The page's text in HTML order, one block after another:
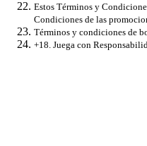
Estos Términos y
Condiciones de las
Términos y condiciones de
+18. Juega con